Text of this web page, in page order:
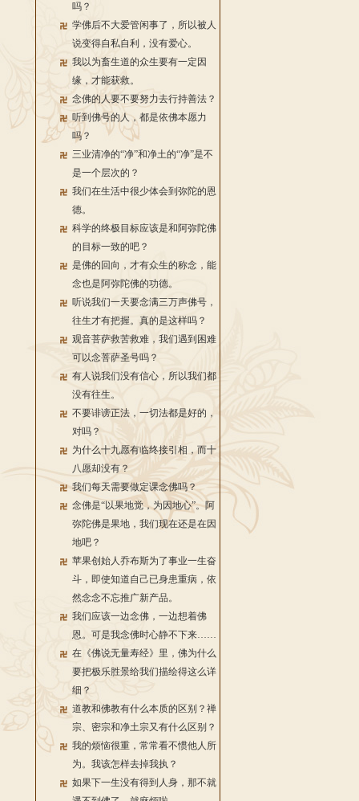
吗？
学佛后不大爱管闲事了，所以被人
说变得自私自利，没有爱心。
我以为畜生道的众生要有一定因
缘，才能获救。
念佛的人要不要努力去行持善法？
听到佛号的人，都是依佛本愿力
吗？
三业清净的“净”和净土的“净”是不
是一个层次的？
我们在生活中很少体会到弥陀的恩
德。
科学的终极目标应该是和阿弥陀佛
的目标一致的吧？
是佛的回向，才有众生的称念，能
念也是阿弥陀佛的功德。
听说我们一天要念满三万声佛号，
往生才有把握。真的是这样吗？
观音菩萨救苦救难，我们遇到困难
可以念菩萨圣号吗？
有人说我们没有信心，所以我们都
没有往生。
不要诽谤正法，一切法都是好的，
对吗？
为什么十九愿有临终接引相，而十
八愿却没有？
我们每天需要做定课念佛吗？
念佛是“以果地觉，为因地心”。阿
弥陀佛是果地，我们现在还是在因
地吧？
苹果创始人乔布斯为了事业一生奋
斗，即使知道自己已身患重病，依
然念念不忘推广新产品。
我们应该一边念佛，一边想着佛
恩。可是我念佛时心静不下来……
在《佛说无量寿经》里，佛为什么
要把极乐胜景给我们描绘得这么详
细？
道教和佛教有什么本质的区别？禅
宗、密宗和净土宗又有什么区别？
我的烦恼很重，常常看不惯他人所
为。我该怎样去掉我执？
如果下一生没有得到人身，那不就